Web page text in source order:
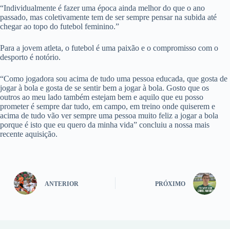
“Individualmente é fazer uma época ainda melhor do que o ano
passado, mas coletivamente tem de ser sempre pensar na subida até
chegar ao topo do futebol feminino.”
Para a jovem atleta, o futebol é uma paixão e o compromisso com o
desporto é notório.
“Como jogadora sou acima de tudo uma pessoa educada, que gosta de
jogar à bola e gosta de se sentir bem a jogar à bola. Gosto que os
outros ao meu lado também estejam bem e aquilo que eu posso
prometer é sempre dar tudo, em campo, em treino onde quiserem e
acima de tudo vão ver sempre uma pessoa muito feliz a jogar a bola
porque é isto que eu quero da minha vida” concluiu a nossa mais
recente aquisição.
ANTERIOR PRÓXIMO